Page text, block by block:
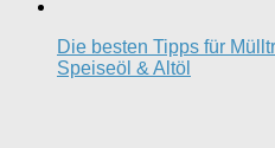
Die besten Tipps für
Speiseöl & Altöl